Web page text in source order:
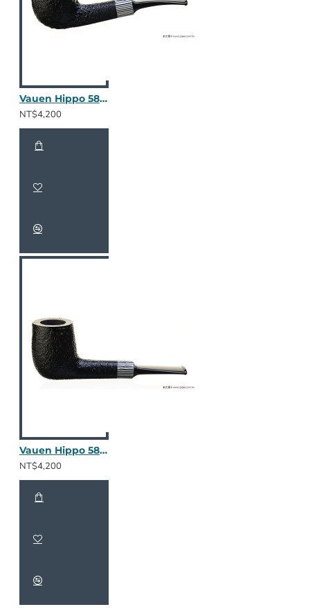
Vauen Hippo 5868
NT$4,200
Vauen Hippo 5886
NT$4,200